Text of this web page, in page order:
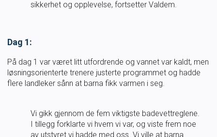
Ledige stillinger
IDRETTSBUTIKKEN TRYGG I VANN
SVØM LANGT UTDANNING
sikkerhet og opplevelse, fortsetter Valdem.
Dag 1:
På dag 1 var været litt utfordrende og vannet var kaldt, men
løsningsorienterte trenere justerte programmet og hadde
flere landleker sånn at barna fikk varmen i seg.
Vi gikk gjennom de fem viktigste badevettreglene.
I tillegg forklarte vi hvem vi var, og viste frem noe
av utstyret vi hadde med oss. Vi ville at barna